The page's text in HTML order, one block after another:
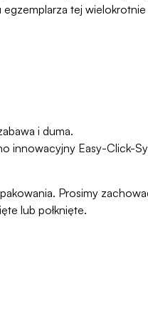
tej
i duma.
innowacyjny Easy-Click-
Prosimy
lub połknięte.